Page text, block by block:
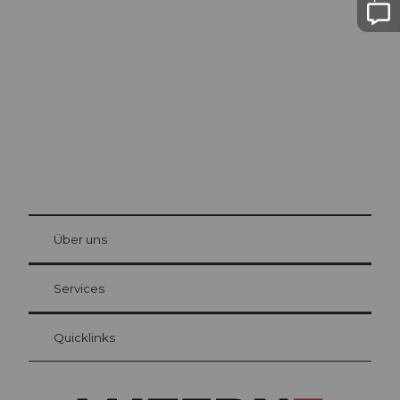
Gästekarte Luzern
Ihre Vorteile als Übernachtungsgast
at Bre
Über uns
Services
Quicklinks